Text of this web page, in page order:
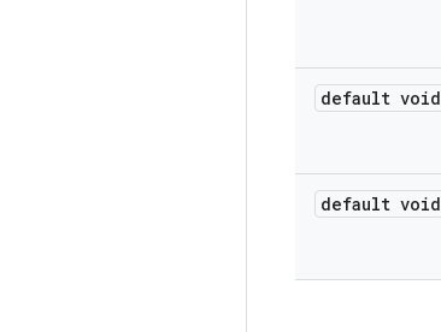
default void
default void